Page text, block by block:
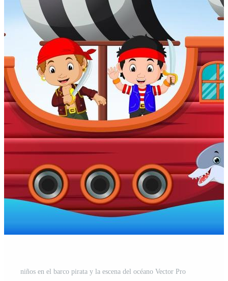
niños en el barco pirata y la escena del océano Vector Pro